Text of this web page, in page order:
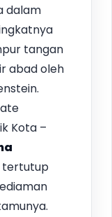
dalam
tangan
abad oleh
Kota –
tertutup